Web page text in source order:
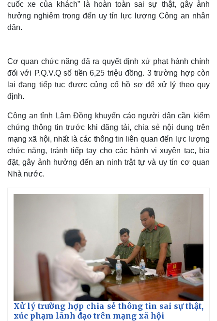
E-Magazine
Infographic
cuốc xe của khách” là hoàn toàn sai sự thật, gây ảnh
hưởng nghiêm trọng đến uy tín lực lượng Công an nhân
dân.
Cơ quan chức năng đã ra quyết định xử phạt hành chính
đối với P.Q.V.Q số tiền 6,25 triệu đồng. 3 trường hợp còn
lại đang tiếp tục được củng cố hồ sơ để xử lý theo quy
định.
Công an tỉnh Lâm Đồng khuyến cáo người dân cần kiểm
chứng thông tin trước khi đăng tải, chia sẻ nội dung trên
mạng xã hội, nhất là các thông tin liên quan đến lực lượng
chức năng, tránh tiếp tay cho các hành vi xuyên tạc, bịa
đặt, gây ảnh hưởng đến an ninh trật tự và uy tín cơ quan
Nhà nước.
Xử lý trường hợp chia sẻ thông tin sai sự thật,
xúc phạm lãnh đạo trên mạng xã hội